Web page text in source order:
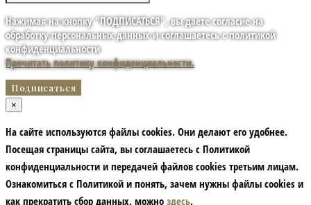
Нажимая на кнопку "ПОДПИСАТЬСЯ", вы даете согласие на
обработку персональных данных и соглашаетесь с политикой
конфиденциальности
Прочитать политику конфиденциальности.
×
На сайте используются файлы cookies. Они делают его удобнее.
Посещая страницы сайта, вы соглашаетесь с Политикой
конфиденциальности и передачей файлов cookies третьим лицам.
Ознакомиться с Политикой и понять, зачем нужны файлы сookies и
как прекратить сбор данных, можно здесь.